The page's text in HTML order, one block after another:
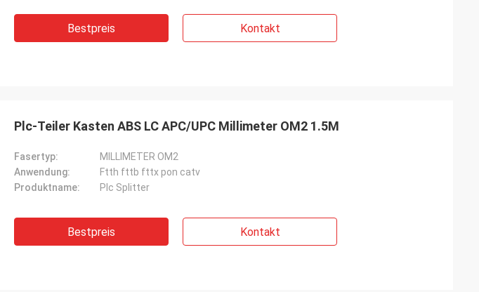
rhode alain,Frankreich
Es ist sehr schön, mit echten Profis
aufmerksam und reaktionsschnell.
Bestpreis Kontakt
Plc-Teiler Kasten ABS LC APC/UPC Millimeter OM2 1.5M
Fasertyp:
MILLIMETER OM2
Anwendung:
Ftth fttb fttx pon catv
Produktname:
Plc Splitter
Bestpreis Kontakt